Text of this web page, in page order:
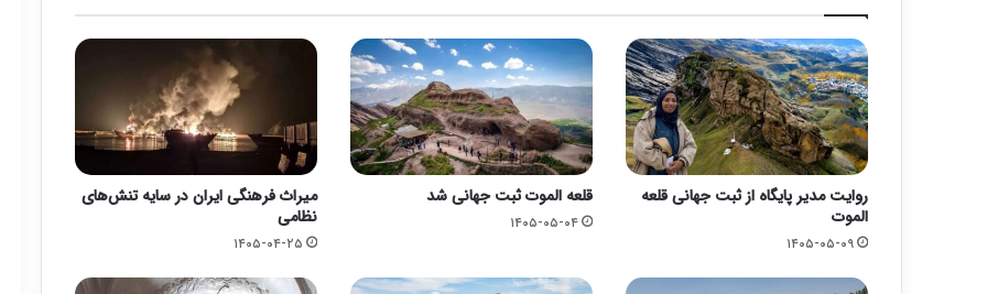
روایت مدیر پایگاه از ثبت جهانی قلعه
الموت
۱۴۰۵-۰۵-۰۹
قلعه الموت ثبت جهانی شد
۱۴۰۵-۰۵-۰۴
میراث فرهنگی ایران در سایه تنش‌های
نظامی
۱۴۰۵-۰۴-۲۵